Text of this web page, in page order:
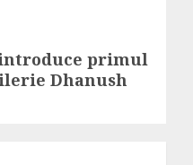
primul
Dhanush